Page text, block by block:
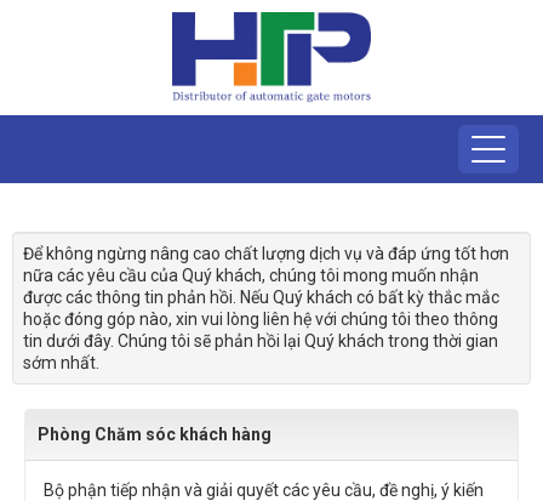
Để không ngừng nâng cao chất lượng dịch vụ và đáp ứng tốt hơn
nữa các yêu cầu của Quý khách, chúng tôi mong muốn nhận
được các thông tin phản hồi. Nếu Quý khách có bất kỳ thắc mắc
hoặc đóng góp nào, xin vui lòng liên hệ với chúng tôi theo thông
tin dưới đây. Chúng tôi sẽ phản hồi lại Quý khách trong thời gian
sớm nhất.
Phòng Chăm sóc khách hàng
Bộ phận tiếp nhận và giải quyết các yêu cầu, đề nghị, ý kiến